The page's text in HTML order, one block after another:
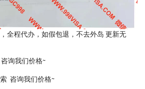
全程代办，如假包退，不去外岛 更新无
询我们价格~
咨询我们价格~